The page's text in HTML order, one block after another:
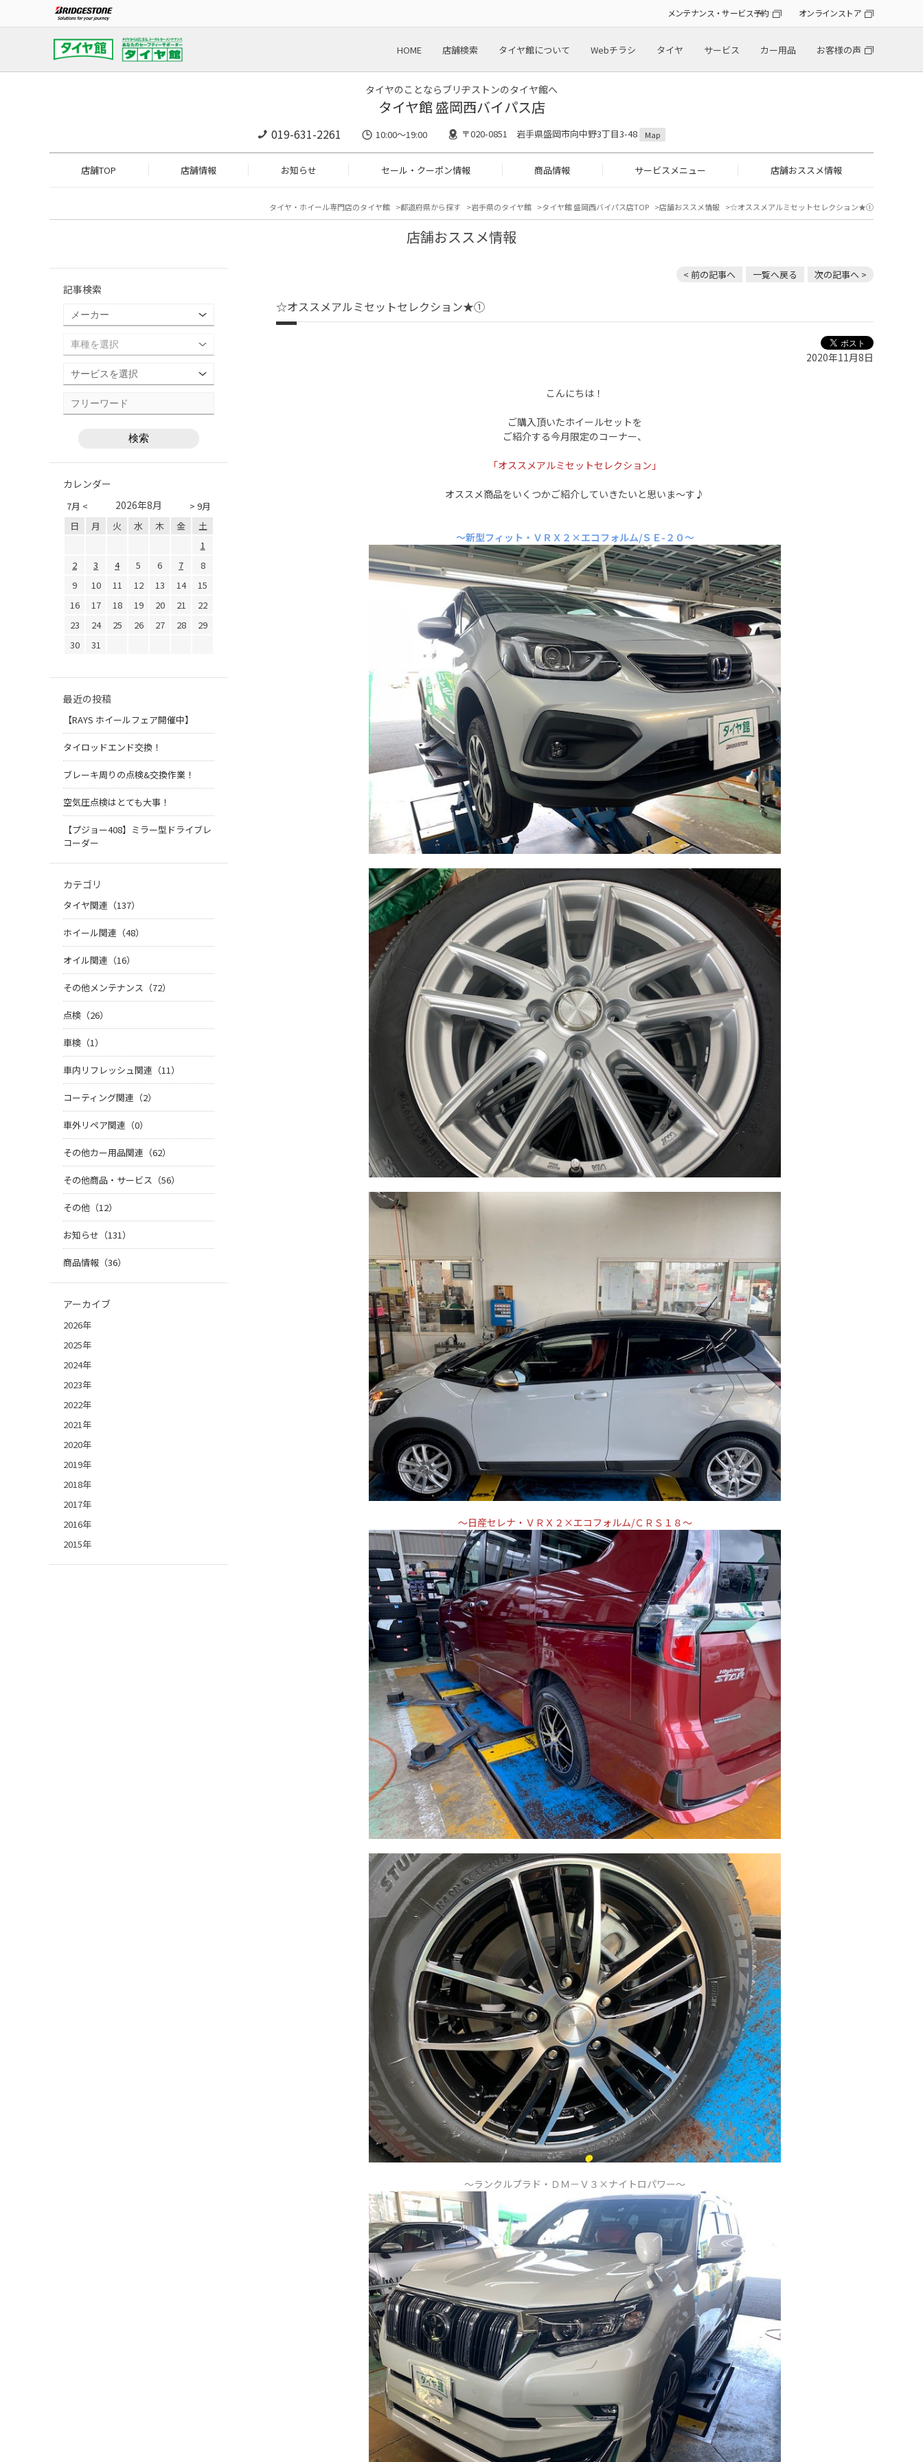
メンテナンス・サービス予約 オンラインストア
HOME 店舗検索 タイヤ館について Webチラシ タイヤ サービス カー用品 お客様の声
タイヤのことならブリヂストンのタイヤ館へ
タイヤ館 盛岡西バイパス店
019-631-2261 10:00～19:00 〒020-0851 岩手県盛岡市向中野3丁目3-48 Map
店舗TOP 店舗情報 お知らせ セール・クーポン情報 商品情報 サービスメニュー 店舗おススメ情報
タイヤ・ホイール専門店のタイヤ館 都道府県から探す 岩手県のタイヤ館 タイヤ館 盛岡西バイパス店TOP 店舗おススメ情報 ☆オススメアルミセットセレクション★①
店舗おススメ情報
< 前の記事へ 一覧へ戻る 次の記事へ >
☆オススメアルミセットセレクション★①
2020年11月8日
こんにちは！
ご購入頂いたホイールセットを
ご紹介する今月限定のコーナー、
「オススメアルミセットセレクション」
オススメ商品をいくつかご紹介していきたいと思いま～す♪
～新型フィット・ＶＲＸ２×エコフォルム/ＳＥ-２０～
～日産セレナ・ＶＲＸ２×エコフォルム/ＣＲＳ１８～
～ランクルプラド・ＤＭ－Ｖ３×ナイトロパワー～
記事検索
カレンダー
7月 < > 9月
2026年8月
日 月 火 水 木 金
土
1
2
3 4 5 6 7
8
9
10 11 12 13 14
15
16
17 18 19 20 21
22
23
24 25 26 27 28
29
30
31
最近の投稿
【RAYS ホイールフェア開催中】
タイロッドエンド交換！
ブレーキ周りの点検&交換作業！
空気圧点検はとても大事！
【プジョー408】ミラー型ドライブレ
コーダー
カテゴリ
タイヤ関連（137）
ホイール関連（48）
オイル関連（16）
その他メンテナンス（72）
点検（26）
車検（1）
車内リフレッシュ関連（11）
コーティング関連（2）
車外リペア関連（0）
その他カー用品関連（62）
その他商品・サービス（56）
その他（12）
お知らせ（131）
商品情報（36）
アーカイブ
2026年
2025年
2024年
2023年
2022年
2021年
2020年
2019年
2018年
2017年
2016年
2015年